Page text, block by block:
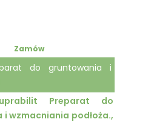
Zamów
do gruntowania i
Preparat do
wzmacniania podłoża.,